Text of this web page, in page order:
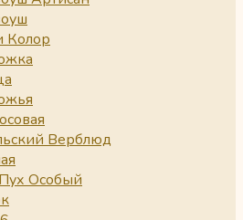
Колор
Верблюд
Особый